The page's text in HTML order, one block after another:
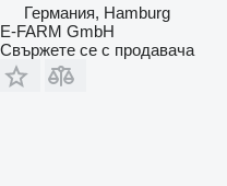
Германия, Hamburg
E-FARM GmbH
Свържете се с продавача